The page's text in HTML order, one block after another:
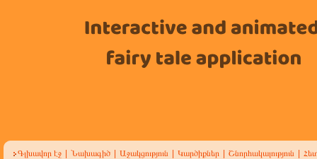
Գլխավոր էջ Նախագիծ Աջակցություն Կարծիքներ Շնորհակալություն